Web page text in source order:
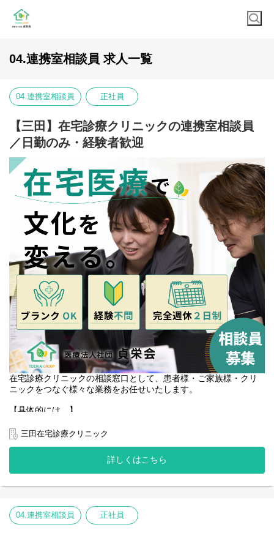
04.連携室相談員 求人一覧
04.連携室相談員 正社員
【三田】在宅診療クリニックの連携室相談員
／日勤のみ・経験者歓迎
在宅診療クリニックの相談窓口として、患者様・ご家族様・クリ
ニックをつなぐ様々な業務をお任せいたします。
【具体的には…】
◯地域の医療/介護事業者との連絡調整業務
◯療養中の社会的問題の解決、相談業務
◯退院カンファレンスへの参加
◯電子カルテへの患者情報登録
◯電話対応 など
※従事すべき業務の変更なし／就業場所の変更なし
三田在宅診療クリニック
詳しくはこちら
04.連携室相談員 正社員